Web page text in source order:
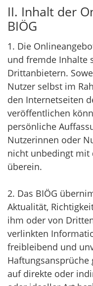
II. Inhalt der
BIÖG
1. Die
und fremde Inhalte
Drittanbietern.
Nutzer selbst im
den Internetseiten
veröffentlichen
persönliche
Nutzerinnen oder
nicht unbedingt mit
überein.
2. Das BIÖG
Aktualität,
ihm oder von
verlinkten
freibleibend und
Haftungsansprüche
auf direkte oder